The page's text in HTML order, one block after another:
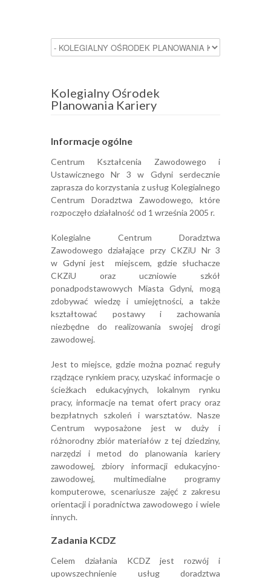
Kolegialny Ośrodek
Planowania Kariery
Informacje ogólne
Centrum Kształcenia Zawodowego i
Ustawicznego Nr 3 w Gdyni serdecznie
zaprasza do korzystania z usług Kolegialnego
Centrum Doradztwa Zawodowego, które
rozpoczęło działalność od 1 września 2005 r.
Kolegialne Centrum Doradztwa
Zawodowego działające przy CKZiU Nr 3
w Gdyni jest miejscem, gdzie słuchacze
CKZiU oraz uczniowie szkół
ponadpodstawowych Miasta Gdyni, mogą
zdobywać wiedzę i umiejętności, a także
kształtować postawy i zachowania
niezbędne do realizowania swojej drogi
zawodowej.
Jest to miejsce, gdzie można poznać reguły
rządzące rynkiem pracy, uzyskać informacje o
ścieżkach edukacyjnych, lokalnym rynku
pracy, informacje na temat ofert pracy oraz
bezpłatnych szkoleń i warsztatów. Nasze
Centrum wyposażone jest w duży i
różnorodny zbiór materiałów z tej dziedziny,
narzędzi i metod do planowania kariery
zawodowej, zbiory informacji edukacyjno-
zawodowej, multimedialne programy
komputerowe, scenariusze zajęć z zakresu
orientacji i poradnictwa zawodowego i wiele
innych.
Zadania KCDZ
Celem działania KCDZ jest rozwój i
upowszechnienie usług doradztwa